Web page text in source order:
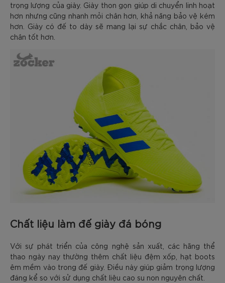
trọng lượng của giày. Giày thon gọn giúp di chuyển linh hoạt
hơn nhưng cũng nhanh mỏi chân hơn, khả năng bảo vệ kém
hơn. Giày có đế to dày sẽ mang lại sự chắc chân, bảo vệ
chân tốt hơn.
Chất liệu làm đế giày đá bóng
Với sự phát triển của công nghệ sản xuất, các hãng thể
thao ngày nay thường thêm chất liệu đệm xốp, hạt boots
êm mềm vào trong đế giày. Điều này giúp giảm trọng lượng
đáng kể so với sử dụng chất liệu cao su non nguyên chất.